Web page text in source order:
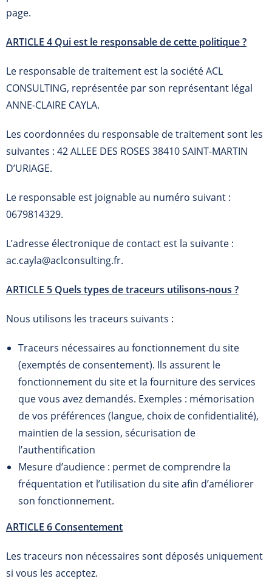
page.
ARTICLE 4 Qui est le responsable de cette politique ?
Le responsable de traitement est la société ACL
CONSULTING, représentée par son représentant légal
ANNE-CLAIRE CAYLA.
Les coordonnées du responsable de traitement sont les
suivantes : 42 ALLEE DES ROSES 38410 SAINT-MARTIN
D’URIAGE.
Le responsable est joignable au numéro suivant :
0679814329.
L’adresse électronique de contact est la suivante :
ac.cayla@aclconsulting.fr.
ARTICLE 5 Quels types de traceurs utilisons-nous ?
Nous utilisons les traceurs suivants :
Traceurs nécessaires au fonctionnement du site
(exemptés de consentement). Ils assurent le
fonctionnement du site et la fourniture des services
que vous avez demandés. Exemples : mémorisation
de vos préférences (langue, choix de confidentialité),
maintien de la session, sécurisation de
l’authentification
Mesure d’audience : permet de comprendre la
fréquentation et l’utilisation du site afin d’améliorer
son fonctionnement.
ARTICLE 6 Consentement
Les traceurs non nécessaires sont déposés uniquement
si vous les acceptez.